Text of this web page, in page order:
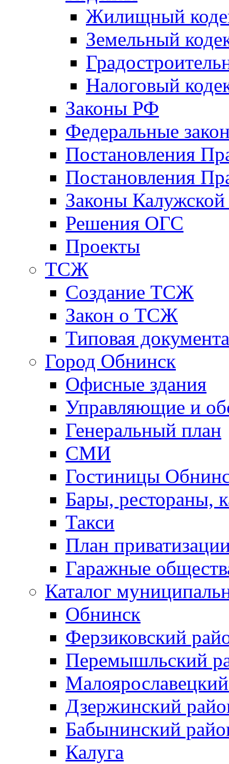
Жилищный
Земельный
Налоговый
Законы РФ
Федеральные
Постановления
Постановления
Законы Калужской
Решения ОГС
Проекты
ТСЖ
Создание ТСЖ
Закон о ТСЖ
Типовая
Город Обнинск
Офисные здания
Управляющие и
Генеральный план
СМИ
Гостиницы
Бары, рестораны,
Такси
План
Гаражные
Каталог
Обнинск
Ферзиковский
Перемышльский
Дзержинский
Бабынинский
Калуга